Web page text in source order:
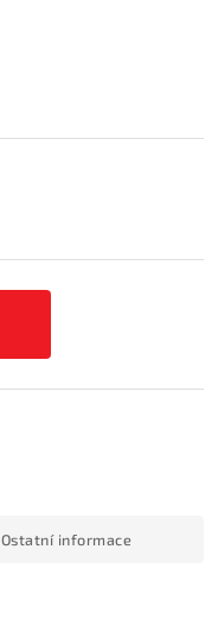
Ostatní informace